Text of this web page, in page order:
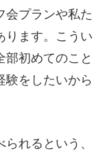
会プランや私た
ります。こうい
部初めてのこと
験をしたいから
れるという、